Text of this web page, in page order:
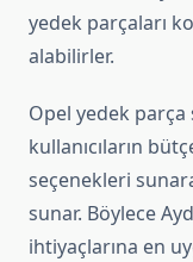
yedek parçaları
alabilirler.
Opel yedek
kullanıcıların
seçenekleri
sunar. Böylece
ihtiyaçlarına en